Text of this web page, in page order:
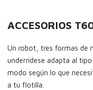
ACCESORIOS
Un robot, tres formas de
underridese adapta al
modo según lo que
a tu flotilla.